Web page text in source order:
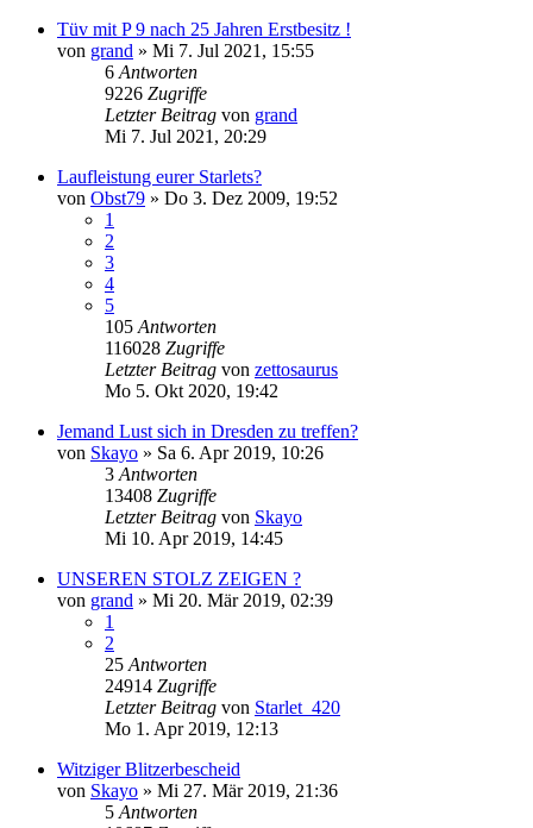
Tüv mit P 9 nach 25 Jahren Erstbesitz !
von grand » Mi 7. Jul 2021, 15:55
6 Antworten
9226 Zugriffe
Letzter Beitrag von grand
Mi 7. Jul 2021, 20:29
Laufleistung eurer Starlets?
von Obst79 » Do 3. Dez 2009, 19:52
1
2
3
4
5
105 Antworten
116028 Zugriffe
Letzter Beitrag von zettosaurus
Mo 5. Okt 2020, 19:42
Jemand Lust sich in Dresden zu treffen?
von Skayo » Sa 6. Apr 2019, 10:26
3 Antworten
13408 Zugriffe
Letzter Beitrag von Skayo
Mi 10. Apr 2019, 14:45
UNSEREN STOLZ ZEIGEN ?
von grand » Mi 20. Mär 2019, 02:39
1
2
25 Antworten
24914 Zugriffe
Letzter Beitrag von Starlet_420
Mo 1. Apr 2019, 12:13
Witziger Blitzerbescheid
von Skayo » Mi 27. Mär 2019, 21:36
5 Antworten